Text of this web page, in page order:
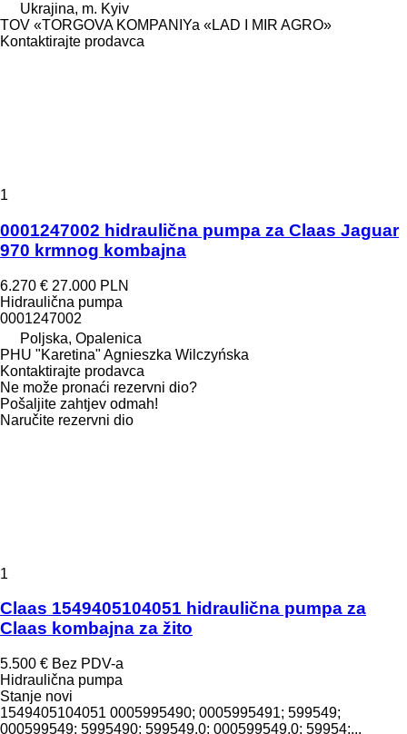
Ukrajina, m. Kyiv
TOV «TORGOVA KOMPANIYa «LAD I MIR AGRO»
Kontaktirajte prodavca
1
0001247002 hidraulična pumpa za Claas Jaguar
970 krmnog kombajna
6.270 € 27.000 PLN
Hidraulična pumpa
0001247002
Poljska, Opalenica
PHU "Karetina" Agnieszka Wilczyńska
Kontaktirajte prodavca
Ne može pronaći rezervni dio?
Pošaljite zahtjev odmah!
Naručite rezervni dio
1
Claas 1549405104051 hidraulična pumpa za
Claas kombajna za žito
5.500 € Bez PDV-a
Hidraulična pumpa
Stanje novi
1549405104051 0005995490; 0005995491; 599549;
000599549; 5995490; 599549.0; 000599549.0; 59954;...